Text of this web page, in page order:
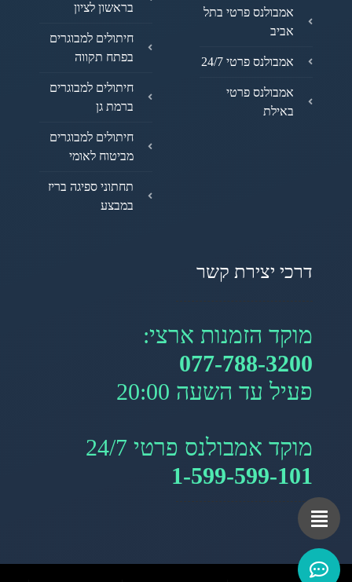
אמבולנס פרטי בתל
אביב
אמבולנס פרטי 24/7
אמבולנס פרטי
באילת
בראשון לציון
חיתולים למבוגרים
בפתח תקווה
חיתולים למבוגרים
ברמת גן
חיתולים למבוגרים
מביטוח לאומי
תחתוני ספיגה בריז
במבצע
דרכי יצירת קשר
מוקד הזמנות ארצי:
077-788-3200
פעיל עד השעה 20:00
מוקד אמבולנס פרטי 24/7
1-599-599-101